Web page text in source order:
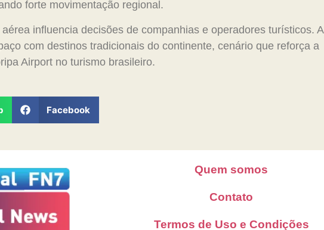
forte movimentação regional.
influencia decisões de companhias e operadores turísticos. A
com destinos tradicionais do continente, cenário que reforça a
Airport no turismo brasileiro.
Facebook
Quem somos
Contato
Termos de Uso e Condições